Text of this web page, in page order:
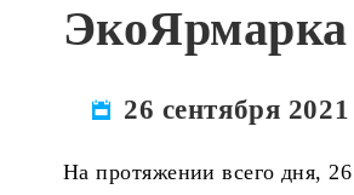
ЭкоЯрмарка
26 сентября 2021
На протяжении всего дня,